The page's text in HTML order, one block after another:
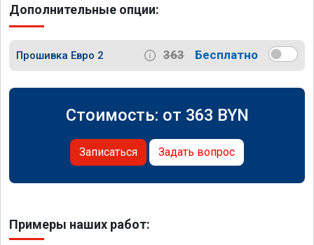
Дополнительные опции:
Прошивка Евро 2 363 Бесплатно
Стоимость: от 363 BYN
Записаться Задать вопрос
Примеры наших работ: